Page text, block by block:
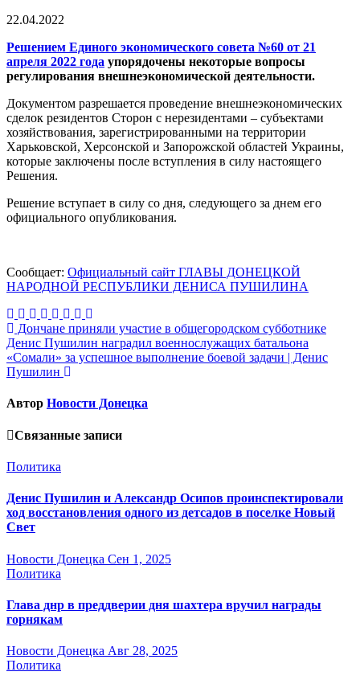
22.04.2022
Решением Единого экономического совета №60 от 21
апреля 2022 года упорядочены некоторые вопросы
регулирования внешнеэкономической деятельности.
Документом разрешается проведение внешнеэкономических
сделок резидентов Сторон с нерезидентами – субъектами
хозяйствования, зарегистрированными на территории
Харьковской, Херсонской и Запорожской областей Украины,
которые заключены после вступления в силу настоящего
Решения.
Решение вступает в силу со дня, следующего за днем его
официального опубликования.
Сообщает: Официальный сайт ГЛАВЫ ДОНЕЦКОЙ
НАРОДНОЙ РЕСПУБЛИКИ ДЕНИСА ПУШИЛИНА
Навигация
по
записям
Дончане приняли участие в общегородском субботнике
Денис Пушилин наградил военнослужащих батальона
«Сомали» за успешное выполнение боевой задачи | Денис
Пушилин
Автор Новости Донецка
Связанные записи
Политика
Денис Пушилин и Александр Осипов проинспектировали
ход восстановления одного из детсадов в поселке Новый
Свет
Новости Донецка Сен 1, 2025
Политика
Глава днр в преддверии дня шахтера вручил награды
горнякам
Новости Донецка Авг 28, 2025
Политика